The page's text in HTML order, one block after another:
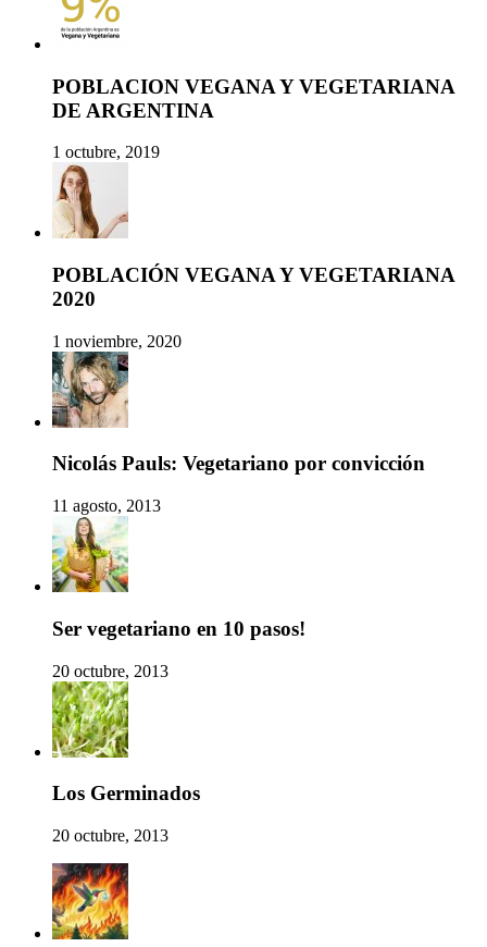
POBLACION VEGANA Y VEGETARIANA
DE ARGENTINA
1 octubre, 2019
POBLACIÓN VEGANA Y VEGETARIANA
2020
1 noviembre, 2020
Nicolás Pauls: Vegetariano por convicción
11 agosto, 2013
Ser vegetariano en 10 pasos!
20 octubre, 2013
Los Germinados
20 octubre, 2013